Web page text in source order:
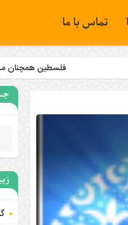
تماس با ما
همچنان مسئله نخست جهان